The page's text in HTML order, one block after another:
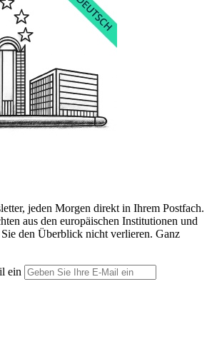
jeden Morgen direkt in Ihrem Postfach.
aus den europäischen Institutionen und
den Überblick nicht verlieren. Ganz
ein